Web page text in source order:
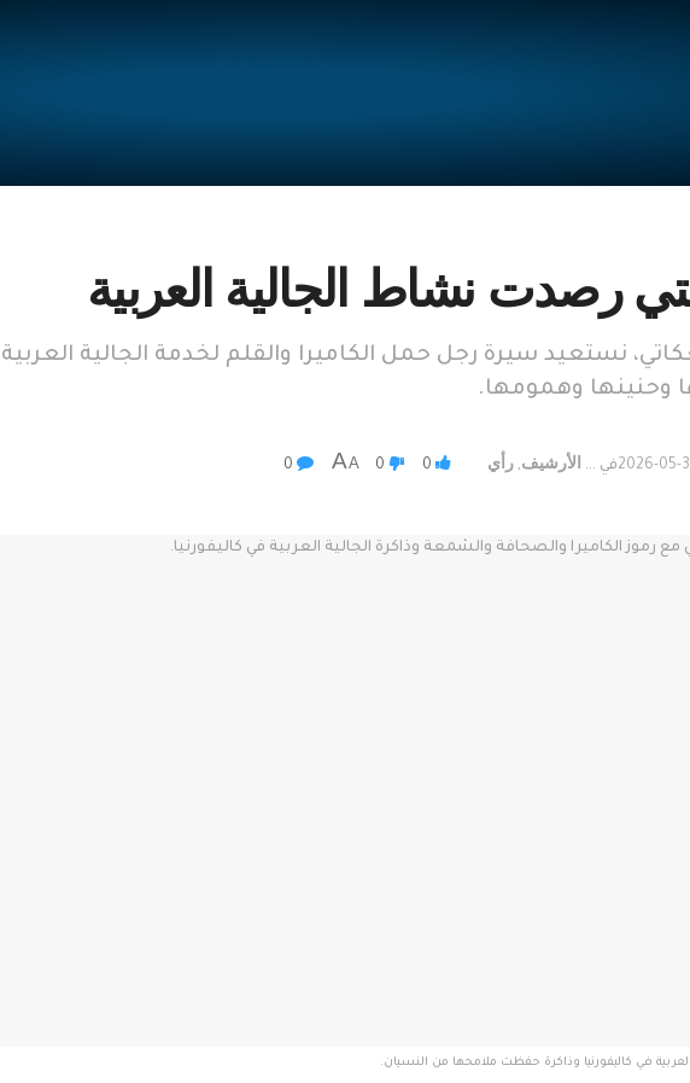
رصدت نشاط الجالية العربية
نستعيد سيرة رجل حمل الكاميرا والقلم لخدمة الجالية
2026-05-في ... الأرشيف, رأي 0
0
A
A
في كاليفورنيا وذاكرة حفظت ملامحها من النسيان.